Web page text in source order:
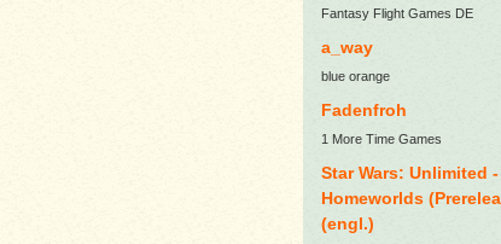
Fantasy Flight Games DE
a_way
blue orange
Fadenfroh
1 More Time Games
Star Wars: Unlimited -
Homeworlds
(engl.)